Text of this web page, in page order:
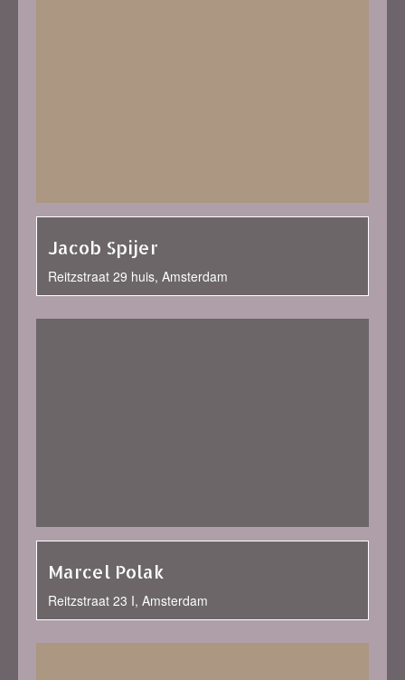
Jacob Spijer
Reitzstraat 29 huis, Amsterdam
Marcel Polak
Reitzstraat 23 I, Amsterdam